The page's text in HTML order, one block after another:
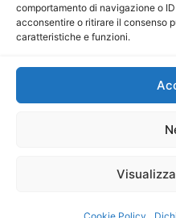
comportamento di navigazione o
acconsentire o ritirare il consenso
caratteristiche e funzioni.
Direttore
P.IVA:
Mercurio
iscritta al Registro degli
Sito gestito daLa